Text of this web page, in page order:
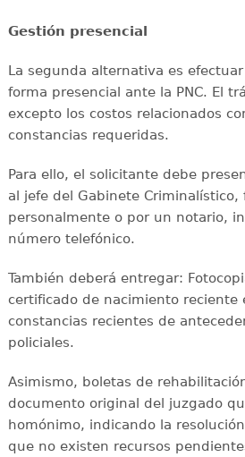
Gestión presencial
La segunda alternativa es
forma presencial ante la PNC. El
excepto los costos relacionados
constancias requeridas.
Para ello, el solicitante debe
al jefe del Gabinete Criminalístico,
personalmente o por un notario,
número telefónico.
También deberá entregar:
certificado de nacimiento reciente
constancias recientes de
policiales.
Asimismo, boletas de
documento original del juzgado
homónimo, indicando la
que no existen recursos